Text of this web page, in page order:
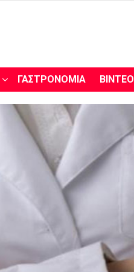
ΓΑΣΤΡΟΝΟΜΊΑ ΒΊΝΤΕΟ